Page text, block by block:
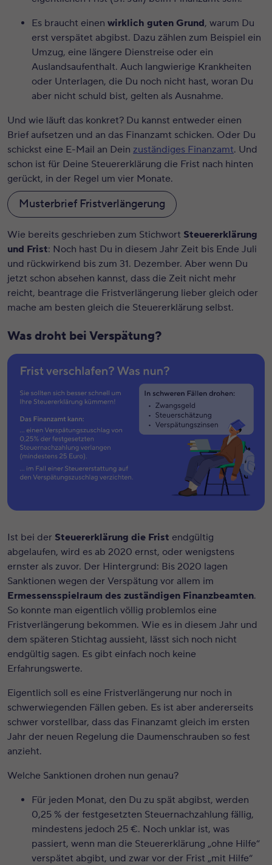
Es braucht einen wirklich guten Grund, warum Du
erst verspätet abgibst. Dazu zählen zum Beispiel ein
Umzug, eine längere Dienstreise oder ein
Auslandsaufenthalt. Auch langwierige Krankheiten
oder Unterlagen, die Du noch nicht hast, woran Du
aber nicht schuld bist, gelten als Ausnahme.
Und wie läuft das konkret? Du kannst entweder einen
Brief aufsetzen und an das Finanzamt schicken. Oder Du
schickst eine E-Mail an Dein zuständiges Finanzamt. Und
schon ist für Deine Steuererklärung die Frist nach hinten
gerückt, in der Regel um vier Monate.
Musterbrief Fristverlängerung
Wie bereits geschrieben zum Stichwort Steuererklärung
und Frist: Noch hast Du in diesem Jahr Zeit bis Ende Juli
und rückwirkend bis zum 31. Dezember. Aber wenn Du
jetzt schon absehen kannst, dass die Zeit nicht mehr
reicht, beantrage die Fristverlängerung lieber gleich oder
mache am besten gleich die Steuererklärung selbst.
Was droht bei Verspätung?
Ist bei der Steuererklärung die Frist endgültig
abgelaufen, wird es ab 2020 ernst, oder wenigstens
ernster als zuvor. Der Hintergrund: Bis 2020 lagen
Sanktionen wegen der Verspätung vor allem im
Ermessensspielraum des zuständigen Finanzbeamten.
So konnte man eigentlich völlig problemlos eine
Fristverlängerung bekommen. Wie es in diesem Jahr und
dem späteren Stichtag aussieht, lässt sich noch nicht
endgültig sagen. Es gibt einfach noch keine
Erfahrungswerte.
Eigentlich soll es eine Fristverlängerung nur noch in
schwerwiegenden Fällen geben. Es ist aber andererseits
schwer vorstellbar, dass das Finanzamt gleich im ersten
Jahr der neuen Regelung die Daumenschrauben so fest
anzieht.
Welche Sanktionen drohen nun genau?
Für jeden Monat, den Du zu spät abgibst, werden
0,25 % der festgesetzten Steuernachzahlung fällig,
mindestens jedoch 25 €. Noch unklar ist, was
passiert, wenn man die Steuererklärung „ohne Hilfe“
verspätet abgibt, und zwar vor der Frist „mit Hilfe“